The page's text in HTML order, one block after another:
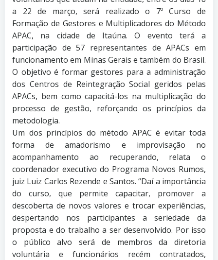
a 22 de março, será realizado o 7º Curso de
Formação de Gestores e Multiplicadores do Método
APAC, na cidade de Itaúna. O evento terá a
participação de 57 representantes de APACs em
funcionamento em Minas Gerais e também do Brasil.
O objetivo é formar gestores para a administração
dos Centros de Reintegração Social geridos pelas
APACs, bem como capacitá-los na multiplicação do
processo de gestão, reforçando os princípios da
metodologia.
Um dos princípios do método APAC é evitar toda
forma de amadorismo e improvisação no
acompanhamento ao recuperando, relata o
coordenador executivo do Programa Novos Rumos,
juiz Luiz Carlos Rezende e Santos. “Daí a importância
do curso, que permite capacitar, promover a
descoberta de novos valores e trocar experiências,
despertando nos participantes a seriedade da
proposta e do trabalho a ser desenvolvido. Por isso
o público alvo será de membros da diretoria
voluntária e funcionários recém contratados,